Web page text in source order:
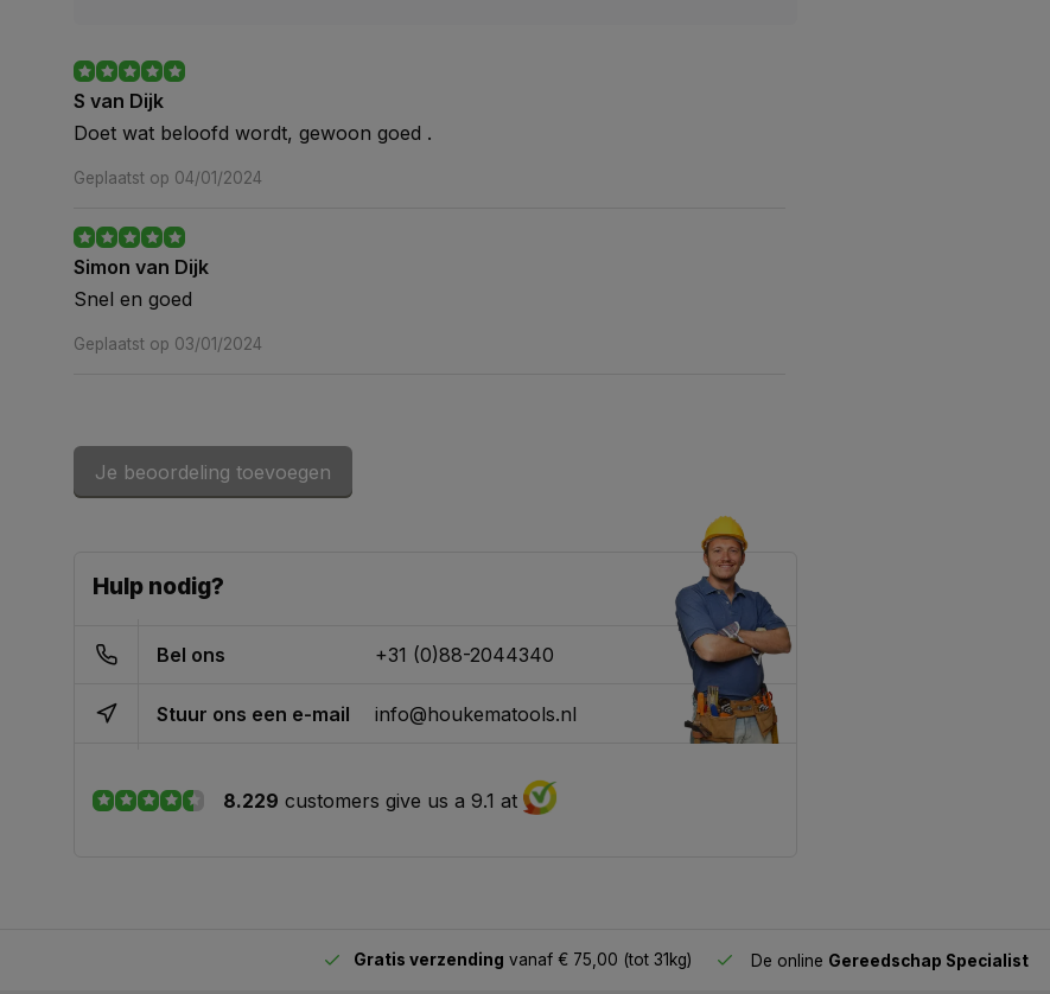
S van Dijk
Doet wat beloofd wordt, gewoon goed .
Geplaatst op 04/01/2024
Simon van Dijk
Snel en goed
Geplaatst op 03/01/2024
Je beoordeling toevoegen
Hulp nodig?
Bel ons +31 (0)88-2044340
Stuur ons een e-mail info@houkematools.nl
8.229 customers give us a 9.1 at
Gratis verzending vanaf € 75,00 (tot 31kg) De online Gereedschap Specialist